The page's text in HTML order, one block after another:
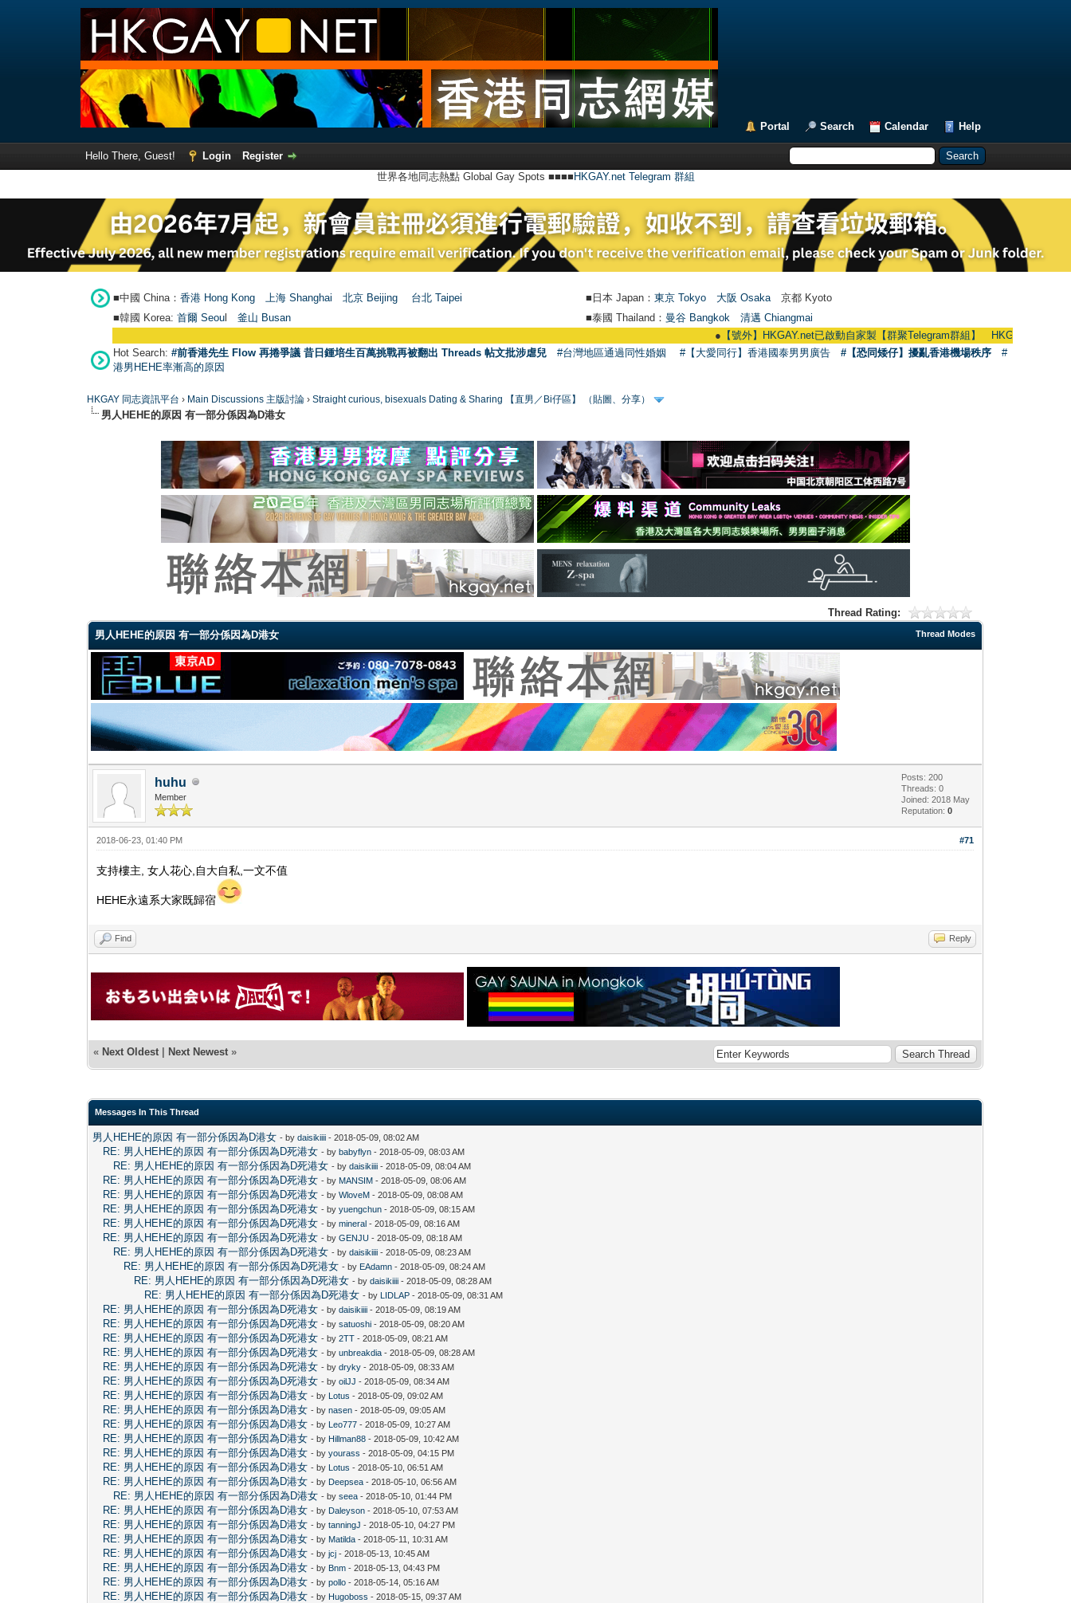
Portal Search Calendar Help
Hello There, Guest! Login
Register
世界各地同志熱點 Global Gay Spots ■■■■ HKGAY.net Telegram 群組
■中國 China： 香港 Hong Kong 上海 Shanghai 北京 Beijing 台北 Taipei ■日本 Japan： 東京 Tokyo 大阪 Osaka 京都 Kyoto
■韓國 Korea: 首爾 Seou 釜山 Busan ■泰國 Thailand： 曼谷 Bangkok
清邁 Chiangmai
【號外】HKGAY.net已啟動自家製【群聚Telegram群組】 HKGAY.net has already
Hot Search: #前香港先生 Flow 再捲爭議 昔日鍾培生百萬挑戰再被翻出 Threads 帖文批涉虐兒 #台灣地區通過同性婚姻 #【大愛同行】香港國泰男男廣告 #【恐同矮仔】擾亂香港機場秩序
#
港男HEHE率漸高的原因
HKGAY 同志資訊平台 › Main Discussions 主版討論 ›Straight curious, bisexuals Dating & Sharing 【直男／Bi仔區】 （貼圖、分享）
男人HEHE的原因 有一部分係因為D港女
Thread Rating:
Thread Modes
男人HEHE的原因 有一部分係因為D港女
huhu
Member
Posts: 200
Threads: 0
Joined: 2018 May
Reputation:0
#71
2018-06-23, 01:40 PM
支持樓主, 女人花心,自大自私,一文不值
HEHE永遠系大家既歸宿
Find Reply
« Next Oldest | Next Newest »
Messages In This Thread
男人HEHE的原因 有一部分係因為D港女 - bydaisikiiii - 2018-05-09, 08:02 AM
RE: 男人HEHE的原因 有一部分係因為D死港女 - bybabyflyn - 2018-05-09, 08:03 AM
RE: 男人HEHE的原因 有一部分係因為D死港女 - bydaisikiiii - 2018-05-09, 08:04 AM
RE: 男人HEHE的原因 有一部分係因為D死港女 - by MANSIM - 2018-05-09, 08:06 AM
RE: 男人HEHE的原因 有一部分係因為D死港女 - byWloveM - 2018-05-09, 08:08 AM
RE: 男人HEHE的原因 有一部分係因為D死港女 - byyuengchun - 2018-05-09, 08:15 AM
RE: 男人HEHE的原因 有一部分係因為D死港女 - bymineral - 2018-05-09, 08:16 AM
RE: 男人HEHE的原因 有一部分係因為D死港女 - byGENJU - 2018-05-09, 08:18 AM
RE: 男人HEHE的原因 有一部分係因為D死港女 - bydaisikiiii - 2018-05-09, 08:23 AM
RE: 男人HEHE的原因 有一部分係因為D死港女 - by EAdamn - 2018-05-09, 08:24 AM
RE: 男人HEHE的原因 有一部分係因為D死港女 - bydaisikiiii - 2018-05-09, 08:28 AM
RE: 男人HEHE的原因 有一部分係因為D死港女 - by LIDLAP - 2018-05-09, 08:31 AM
RE: 男人HEHE的原因 有一部分係因為D死港女 - bydaisikiiii - 2018-05-09, 08:19 AM
RE: 男人HEHE的原因 有一部分係因為D死港女 - bysatuoshi - 2018-05-09, 08:20 AM
RE: 男人HEHE的原因 有一部分係因為D死港女 - by2TT - 2018-05-09, 08:21 AM
RE: 男人HEHE的原因 有一部分係因為D死港女 - byunbreakdia - 2018-05-09, 08:28 AM
RE: 男人HEHE的原因 有一部分係因為D死港女 - bydryky - 2018-05-09, 08:33 AM
RE: 男人HEHE的原因 有一部分係因為D死港女 - byoilJJ - 2018-05-09, 08:34 AM
RE: 男人HEHE的原因 有一部分係因為D港女 - by Lotus - 2018-05-09, 09:02 AM
RE: 男人HEHE的原因 有一部分係因為D港女 - bynasen - 2018-05-09, 09:05 AM
RE: 男人HEHE的原因 有一部分係因為D港女 - by Leo777 - 2018-05-09, 10:27 AM
RE: 男人HEHE的原因 有一部分係因為D港女 - by Hillman88 - 2018-05-09, 10:42 AM
RE: 男人HEHE的原因 有一部分係因為D港女 - byyourass - 2018-05-09, 04:15 PM
RE: 男人HEHE的原因 有一部分係因為D港女 - by Lotus - 2018-05-10, 06:51 AM
RE: 男人HEHE的原因 有一部分係因為D港女 - by Deepsea - 2018-05-10, 06:56 AM
RE: 男人HEHE的原因 有一部分係因為D港女 - byseea - 2018-05-10, 01:44 PM
RE: 男人HEHE的原因 有一部分係因為D港女 - by Daleyson - 2018-05-10, 07:53 AM
RE: 男人HEHE的原因 有一部分係因為D港女 - bytanningJ - 2018-05-10, 04:27 PM
RE: 男人HEHE的原因 有一部分係因為D港女 - by Matilda - 2018-05-11, 10:31 AM
RE: 男人HEHE的原因 有一部分係因為D港女 - byjcj - 2018-05-13, 10:45 AM
RE: 男人HEHE的原因 有一部分係因為D港女 - by Bnm - 2018-05-13, 04:43 PM
RE: 男人HEHE的原因 有一部分係因為D港女 - bypollo - 2018-05-14, 05:16 AM
RE: 男人HEHE的原因 有一部分係因為D港女 - by Hugoboss - 2018-05-15, 09:37 AM